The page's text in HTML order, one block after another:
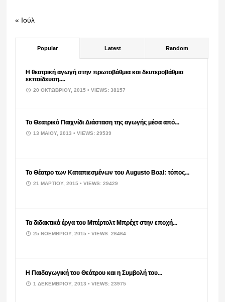
« Ιούλ
Popular Latest Random
Η θεατρική αγωγή στην πρωτοβάθμια και δευτεροβάθμια
εκπαίδευση....
20 ΟΚΤΩΒΡΊΟΥ, 2015• VIEWS: 38157
Το Θεατρικό Παιχνίδι Διάσταση της αγωγής μέσα από...
13 ΜΑΪ́ΟΥ, 2013• VIEWS: 29539
Το Θέατρο των Καταπιεσμένων του Augusto Boal: τόπος...
21 ΜΑΡΤΊΟΥ, 2015• VIEWS: 29429
Τα διδακτικά έργα του Μπέρτολτ Μπρέχτ στην εποχή...
25 ΝΟΕΜΒΡΊΟΥ, 2015• VIEWS: 26464
Η Παιδαγωγική του Θεάτρου και η Συμβολή του...
1 ΔΕΚΕΜΒΡΊΟΥ, 2013• VIEWS: 23975